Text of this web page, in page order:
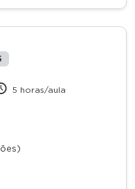
5 horas/aula